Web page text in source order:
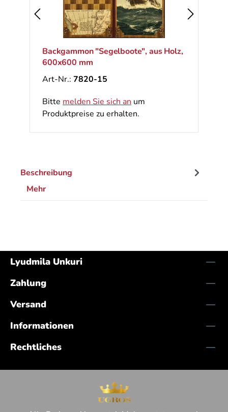
Backgammon "Segelboote", aus Holz,
600x600 mm
Art-Nr.: 7820-15
Bitte melden Sie sich an um
Produktpreise zu erhalten.
Beschreibung
Mehr
Lyudmila Unkuri
Zahlung
Versand
Informationen
Rechtliches